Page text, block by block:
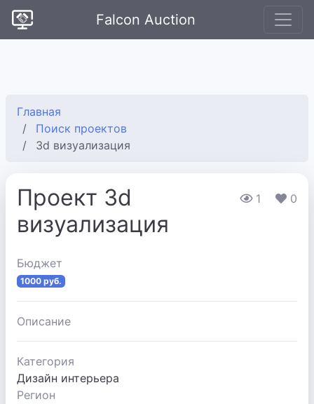
Falcon Auction
Главная
Поиск проектов
3d визуализация
1 0
Проект 3d
визуализация
Бюджет
1000 руб.
Описание
Категория
Дизайн интерьера
Регион